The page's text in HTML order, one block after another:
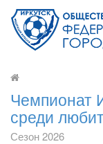
Чемпионат
среди
Сезон 2026